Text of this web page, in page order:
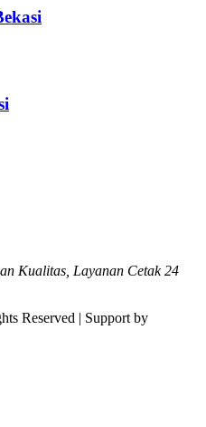
Kualitas, Layanan Cetak 24
Reserved | Support by